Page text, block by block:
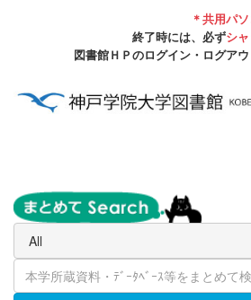
＊共用パ
終了時には、必ずシ
図書館ＨＰのログイン・ログア